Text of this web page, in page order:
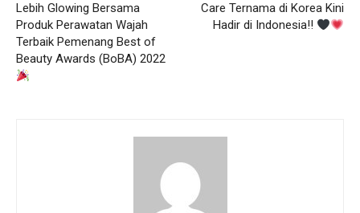
Lebih Glowing Bersama
Produk Perawatan Wajah
Terbaik Pemenang Best of
Beauty Awards (BoBA) 2022
Care Ternama di Korea Kini
Hadir di Indonesia!!